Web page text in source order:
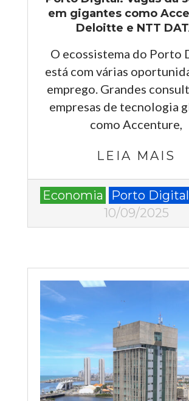
em gigantes como
Deloitte e NTT
O ecossistema do Porto
está com várias
emprego. Grandes
empresas de tecnologia
como Accenture,
LEIA MAIS
2025-
09-
Economia Porto Digital
10/09/2025